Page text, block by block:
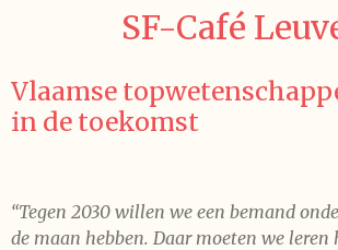
de
hoofdinhoud
SF-Café
Vlaamse
in de toekomst
“Tegen 2030 willen we een bemand
de maan hebben. Daar moeten we